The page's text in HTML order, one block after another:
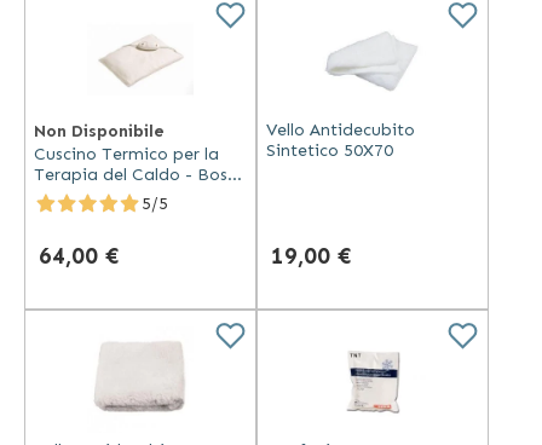
Non Disponibile
Cuscino Termico per la
Terapia del Caldo - Boso
Bosotherm 1500
5/5
64,00 €
Vello Antidecubito
Sintetico 50X70
19,00 €